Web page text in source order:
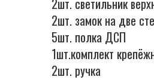
2шт. светильник
2шт. замок на две
5шт. полка ДСП
1шт.комплект
2шт. ручка